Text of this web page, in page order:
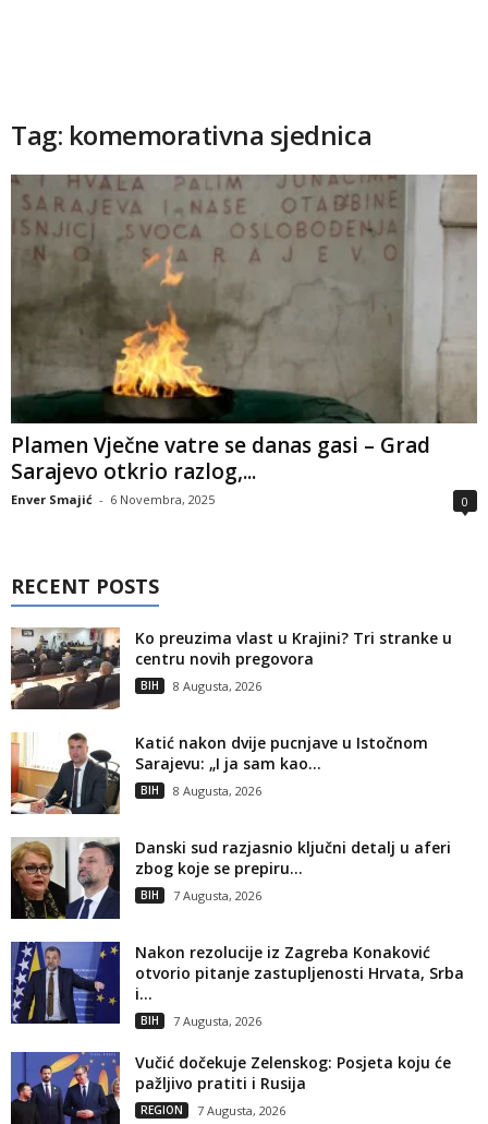
Tag: komemorativna sjednica
Plamen Vječne vatre se danas gasi – Grad
Sarajevo otkrio razlog,...
Enver Smajić - 6 Novembra, 2025 0
RECENT POSTS
Ko preuzima vlast u Krajini? Tri stranke u
centru novih pregovora
BIH 8 Augusta, 2026
Katić nakon dvije pucnjave u Istočnom
Sarajevu: „I ja sam kao...
BIH 8 Augusta, 2026
Danski sud razjasnio ključni detalj u aferi
zbog koje se prepiru...
BIH 7 Augusta, 2026
Nakon rezolucije iz Zagreba Konaković
otvorio pitanje zastupljenosti Hrvata, Srba
i...
BIH 7 Augusta, 2026
Vučić dočekuje Zelenskog: Posjeta koju će
pažljivo pratiti i Rusija
REGION 7 Augusta, 2026